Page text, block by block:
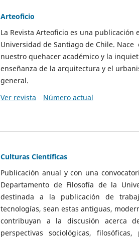
Arteoficio
La Revista Arteoficio es una
Universidad de Santiago de Chile.
nuestro quehacer académico y la
enseñanza de la arquitectura y el
general.
Ver revista
Número actual
Culturas Científicas
Publicación anual y con una
Departamento de Filosofía de la
destinada a la publicación de
tecnologías, sean estas antiguas,
contribuyan a la discusión acerca
perspectivas sociológicas,